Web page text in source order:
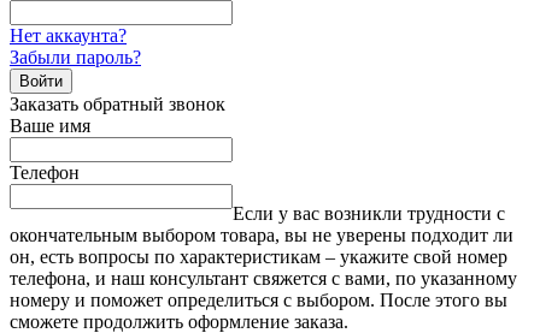
Нет аккаунта?
Забыли пароль?
Войти
Заказать обратный звонок
Ваше имя
Телефон
Если у вас возникли трудности с
окончательным выбором товара, вы не уверены подходит ли
он, есть вопросы по характеристикам – укажите свой номер
телефона, и наш консультант свяжется с вами, по указанному
номеру и поможет определиться с выбором. После этого вы
сможете продолжить оформление заказа.